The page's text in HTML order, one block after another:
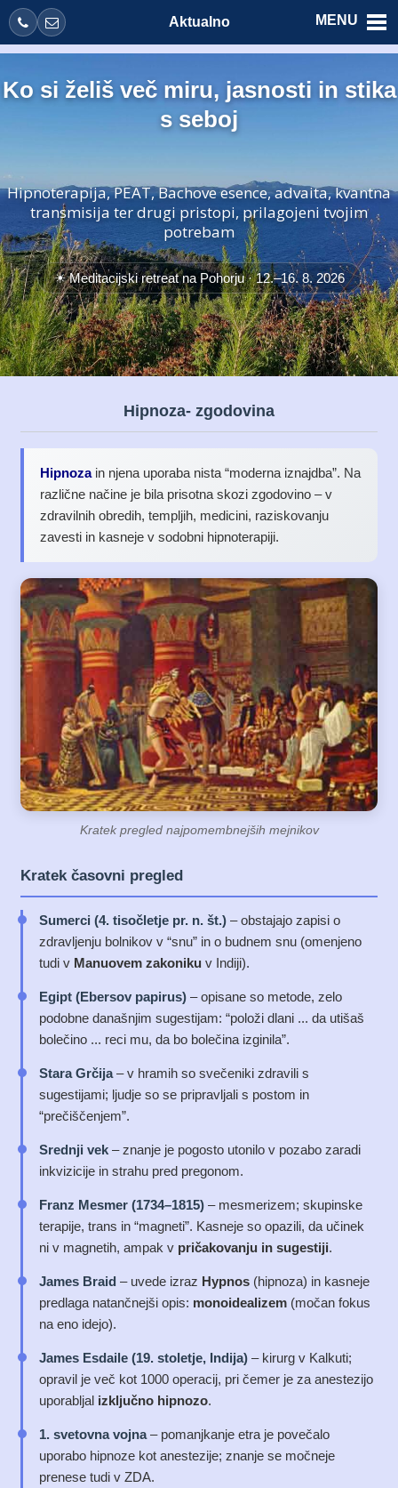
MENU
Aktualno
Ko si želiš več miru, jasnosti in stika
s seboj
Hipnoterapija, PEAT, Bachove esence, advaita, kvantna
transmisija ter drugi pristopi, prilagojeni tvojim
potrebam
☀ Meditacijski retreat na Pohorju ·12.–16. 8. 2026
Hipnoza- zgodovina
Hipnozain njena uporaba nista “moderna iznajdba”. Na
različne načine je bila prisotna skozi zgodovino – v
zdravilnih obredih, templjih, medicini, raziskovanju
zavesti in kasneje v sodobni hipnoterapiji.
Kratek pregled najpomembnejših mejnikov
Kratek časovni pregled
Sumerci (4. tisočletje pr. n. št.) – obstajajo zapisi o
zdravljenju bolnikov v “snu” in o budnem snu (omenjeno
tudi v Manuovem zakoniku v Indiji).
Egipt (Ebersov papirus) – opisane so metode, zelo
podobne današnjim sugestijam: “položi dlani ... da utišaš
bolečino ... reci mu, da bo bolečina izginila”.
Stara Grčija– v hramih so svečeniki zdravili s
sugestijami; ljudje so se pripravljali s postom in
“prečiščenjem”.
Srednji vek – znanje je pogosto utonilo v pozabo zaradi
inkvizicije in strahu pred pregonom.
Franz Mesmer (1734–1815) – mesmerizem; skupinske
terapije, trans in “magneti”. Kasneje so opazili, da učinek
ni v magnetih, ampak v pričakovanju in sugestiji.
James Braid – uvede izraz Hypnos (hipnoza) in kasneje
predlaga natančnejši opis: monoidealizem (močan fokus
na eno idejo).
James Esdaile (19. stoletje, Indija) – kirurg v Kalkuti;
opravil je več kot 1000 operacij, pri čemer je za anestezijo
uporabljal izključno hipnozo.
1. svetovna vojna– pomanjkanje etra je povečalo
uporabo hipnoze kot anestezije; znanje se močneje
prenese tudi v ZDA.